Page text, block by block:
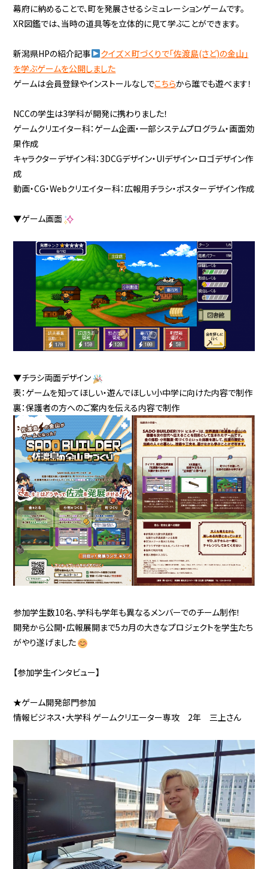
幕府に納めることで、町を発展させるシミュレーションゲームです。
XR図鑑では、当時の道具等を立体的に見て学ぶことができます。
新潟県HPの紹介記事
クイズ×町づくりで「佐渡島(さど)の金山」
を学ぶゲームを公開しました
ゲームは会員登録やインストールなしでこちらから誰でも遊べます！
NCCの学生は3学科が開発に携わりました！
ゲームクリエイター科：ゲーム企画・一部システムプログラム・画面効
果作成
キャラクターデザイン科：3DCGデザイン・UIデザイン・ロゴデザイン作
成
動画・CG・Webクリエイター科：広報用チラシ・ポスターデザイン作成
▼ゲーム画面
▼チラシ両面デザイン
表：ゲームを知ってほしい・遊んでほしい小中学に向けた内容で制作
裏：保護者の方へのご案内を伝える内容で制作
参加学生数10名、学科も学年も異なるメンバーでのチーム制作！
開発から公開・広報展開まで5カ月の大きなプロジェクトを学生たち
がやり遂げました
【参加学生インタビュー】
★ゲーム開発部門参加
情報ビジネス・大学科 ゲームクリエーター専攻 2年 三上さん